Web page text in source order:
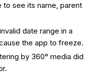
to see its name, parent
date range in a
the app to freeze.
by 360° media did